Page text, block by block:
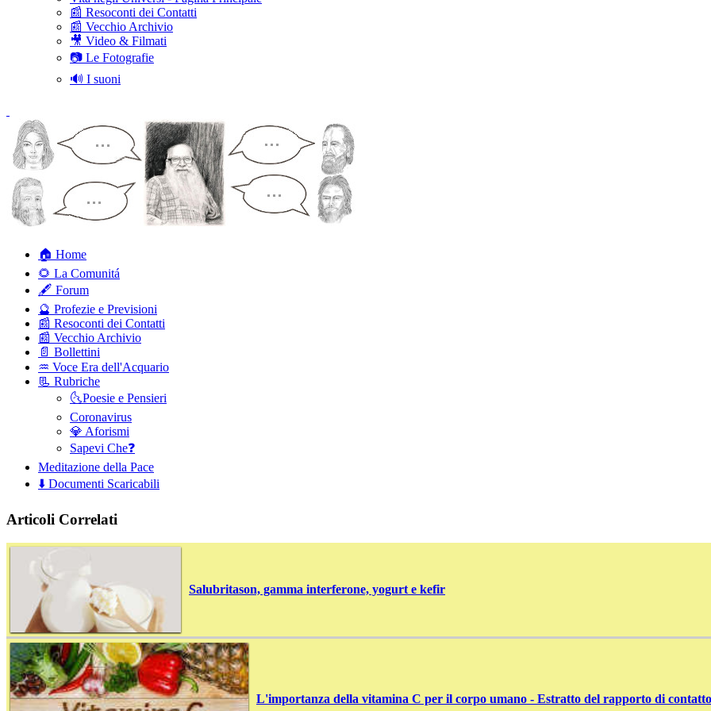
📰 Resoconti dei Contatti
📰 Vecchio Archivio
🎥 Video & Filmati
📷 Le Fotografie
🔊 I suoni
🏠 Home
🌻 La Comunitá
🖋️ Forum
🔮 Profezie e Previsioni
📰 Resoconti dei Contatti
📰 Vecchio Archivio
📄 Bollettini
♒️ Voce Era dell'Acquario
📃 Rubriche
🌜Poesie e Pensieri
Coronavirus
💎 Aforismi
Sapevi Che❓
Meditazione della Pace
⬇️ Documenti Scaricabili
Articoli Correlati
Salubritason, gamma interferone, yogurt e kefir
L'importanza della vitamina C per il corpo umano - Estratto del rapporto di contatto